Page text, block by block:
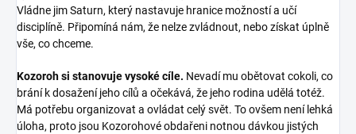
Vládne jim Saturn, který nastavuje hranice možností a učí
disciplíně. Připomíná nám, že nelze zvládnout, nebo získat úplně
vše, co chceme.
Kozoroh si stanovuje vysoké cíle. Nevadí mu obětovat cokoli, co
brání k dosažení jeho cílů a očekává, že jeho rodina udělá totéž.
Má potřebu organizovat a ovládat celý svět. To ovšem není lehká
úloha, proto jsou Kozorohové obdařeni notnou dávkou jistých